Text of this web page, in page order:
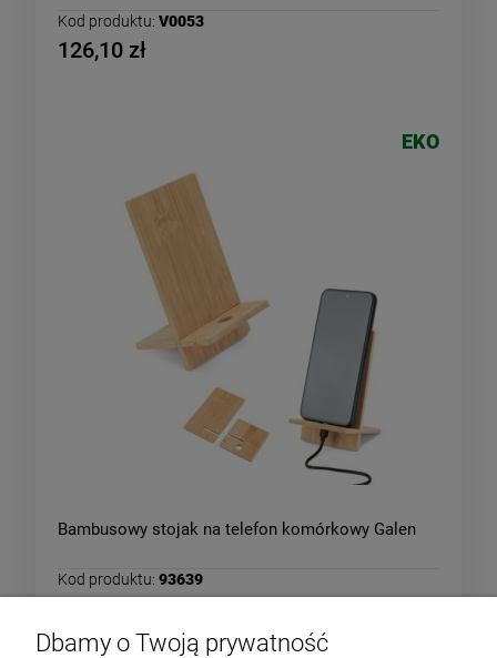
Kod produktu: V0053
126,10 zł
Bambusowy stojak na telefon komórkowy Galen
Kod produktu: 93639
EKO
Dbamy o Twoją prywatność